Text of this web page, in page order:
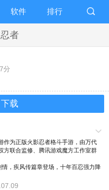
软件 排行
者
分
下载
作为正版火影忍者格斗手游，由万代
方联合监修、腾讯游戏魔方工作室群
，疾风传篇章登场，十年百忍强力降
跨服匹配2V2热血PK，参与无差别